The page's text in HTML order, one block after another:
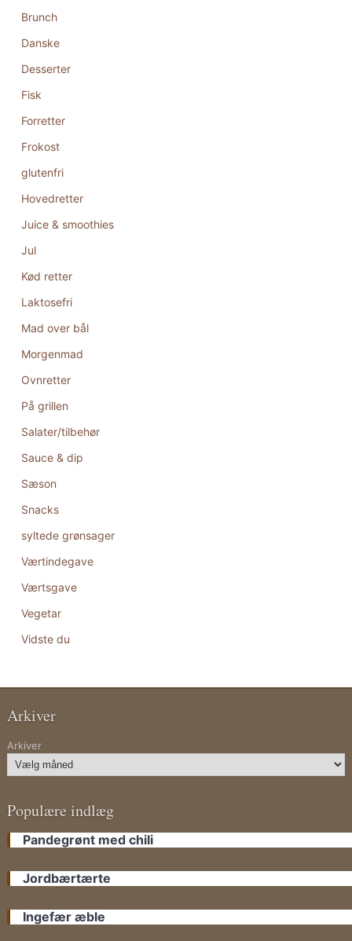
Brunch
Danske
Desserter
Fisk
Forretter
Frokost
glutenfri
Hovedretter
Juice & smoothies
Jul
Kød retter
Laktosefri
Mad over bål
Morgenmad
Ovnretter
På grillen
Salater/tilbehør
Sauce & dip
Sæson
Snacks
syltede grønsager
Værtindegave
Værtsgave
Vegetar
Vidste du
Arkiver
Arkiver
Populære indlæg
Pandegrønt med chili
Jordbærtærte
Ingefær æble